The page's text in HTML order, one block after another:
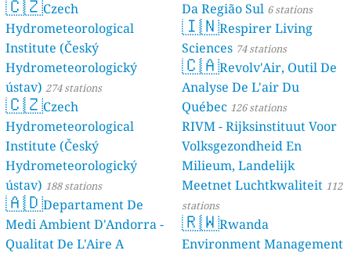
🇨🇿Czech
Hydrometeorological
Institute (Český
Hydrometeorologický
ústav) 274 stations
🇨🇿Czech
Hydrometeorological
Institute (Český
Hydrometeorologický
ústav) 188 stations
🇦🇩Departament De
Medi Ambient D'Andorra -
Qualitat De L'Aire A
Da Região Sul 6 stations
🇮🇳Respirer Living
Sciences 74 stations
🇨🇦Revolv'Air, Outil De
Analyse De L'air Du
Québec 126 stations
RIVM - Rijksinstituut Voor
Volksgezondheid En
Milieum, Landelijk
Meetnet Luchtkwaliteit 112
stations
🇷🇼Rwanda
Environment Management